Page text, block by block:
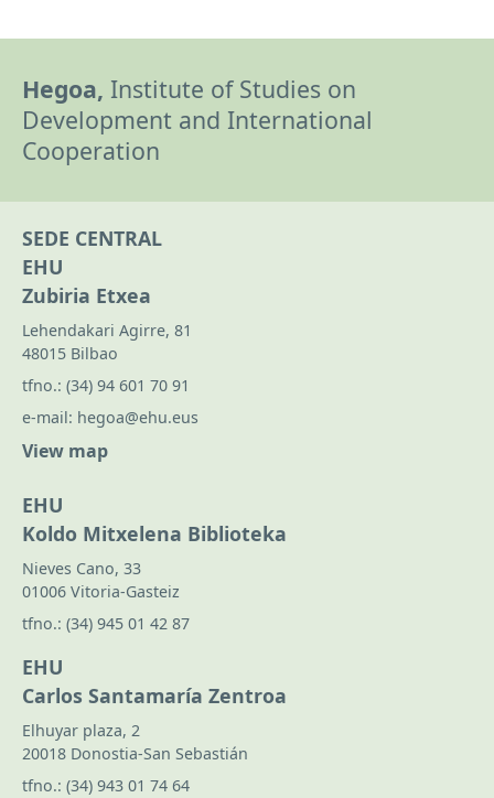
Hegoa, Institute of Studies on
Development and International
Cooperation
SEDE CENTRAL
EHU
Zubiria Etxea
Lehendakari Agirre, 81
48015 Bilbao
tfno.: (34) 94 601 70 91
e-mail: hegoa@ehu.eus
View map
EHU
Koldo Mitxelena Biblioteka
Nieves Cano, 33
01006 Vitoria-Gasteiz
tfno.: (34) 945 01 42 87
EHU
Carlos Santamaría Zentroa
Elhuyar plaza, 2
20018 Donostia-San Sebastián
tfno.: (34) 943 01 74 64